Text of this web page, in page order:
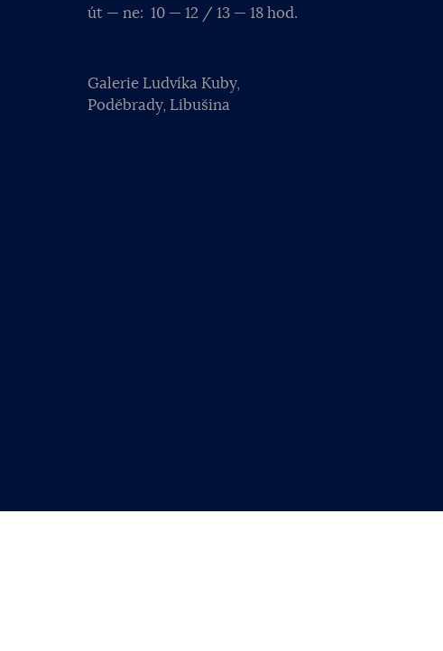
út — ne: 10 — 12 / 13 — 18 hod.
Galerie Ludvíka Kuby,
Poděbrady, Libušina